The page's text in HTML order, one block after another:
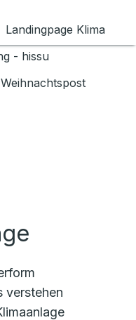
Landingpage Klima
- hissu
Weihnachtspost
verstehen